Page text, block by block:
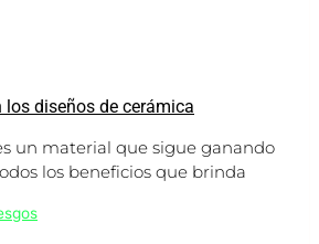
los diseños de cerámica
un material que sigue ganando
los beneficios que brinda